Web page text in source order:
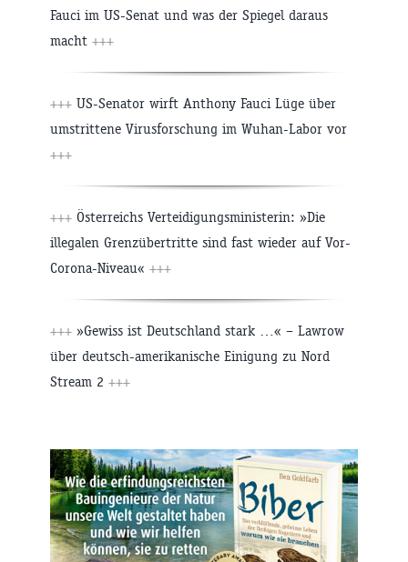
Fauci im US-Senat und was der Spiegel daraus
macht +++
+++ US-Senator wirft Anthony Fauci Lüge über
umstrittene Virusforschung im Wuhan-Labor vor
+++
+++ Österreichs Verteidigungsministerin: »Die
illegalen Grenzübertritte sind fast wieder auf Vor-
Corona-Niveau« +++
+++ »Gewiss ist Deutschland stark …« – Lawrow
über deutsch-amerikanische Einigung zu Nord
Stream 2 +++